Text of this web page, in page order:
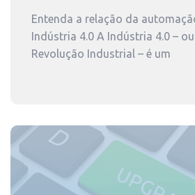
Entenda a relação da
Indústria 4.0 A Indústria 4.0 –
Revolução Industrial – é um